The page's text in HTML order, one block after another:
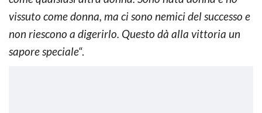
vissuto come donna, ma ci sono nemici del successo e
non riescono a digerirlo. Questo dà alla vittoria un
sapore speciale“.